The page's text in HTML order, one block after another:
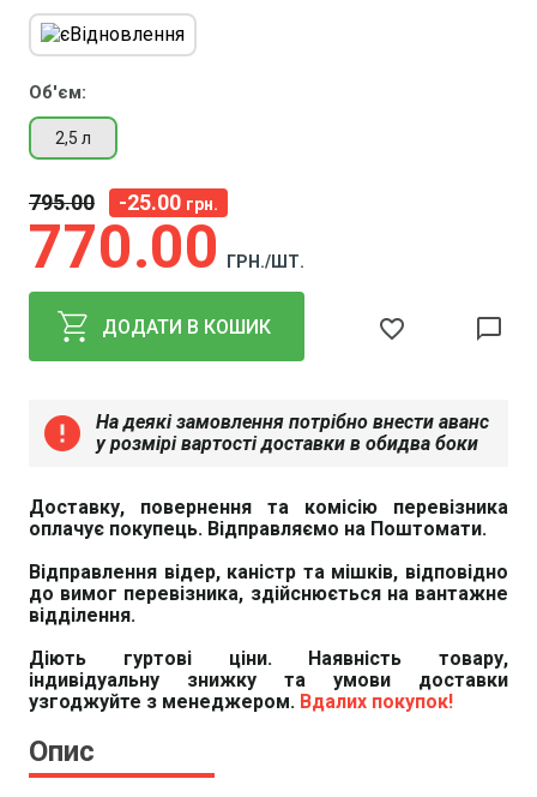
Snieka Barwy Natury. Технічні
характеристики
Об'єм:
2,5 л
795 00 -25.00 грн.
770 00 ГРН./ШТ.
ДОДАТИ В КОШИК favorite_border chat_bubble_outline
error
На деякі замовлення потрібно внести аванс
у розмірі вартості доставки в обидва боки
Доставку, повернення та комісію перевізника
оплачує покупець. Відправляємо на Поштомати.
Відправлення відер, каністр та мішків, відповідно
до вимог перевізника, здійснюється на вантажне
відділення.
Діють гуртові ціни. Наявність товару,
індивідуальну знижку та умови доставки
узгоджуйте з менеджером. Вдалих покупок!
Опис